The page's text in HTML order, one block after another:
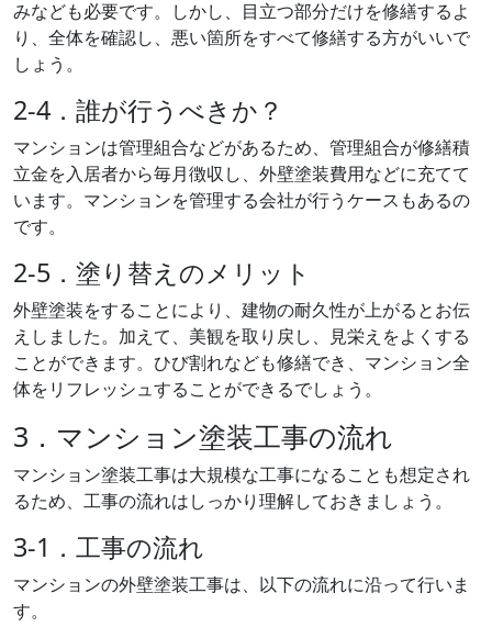
みなども必要です。しかし、目立つ部分だけを修繕するよ
り、全体を確認し、悪い箇所をすべて修繕する方がいいで
しょう。
2-4．誰が行うべきか？
マンションは管理組合などがあるため、管理組合が修繕積
立金を入居者から毎月徴収し、外壁塗装費用などに充てて
います。マンションを管理する会社が行うケースもあるの
です。
2-5．塗り替えのメリット
外壁塗装をすることにより、建物の耐久性が上がるとお伝
えしました。加えて、美観を取り戻し、見栄えをよくする
ことができます。ひび割れなども修繕でき、マンション全
体をリフレッシュすることができるでしょう。
3．マンション塗装工事の流れ
マンション塗装工事は大規模な工事になることも想定され
るため、工事の流れはしっかり理解しておきましょう。
3-1．工事の流れ
マンションの外壁塗装工事は、以下の流れに沿って行いま
す。